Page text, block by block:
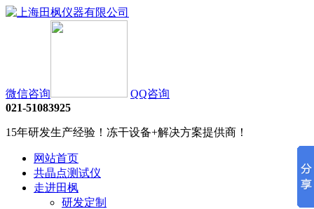
微信咨询
QQ咨询
021-51083925
15年研发生产经验！冻干设备+解决方案提供商！
网站首页
共晶点测试仪
走进田枫
研发定制